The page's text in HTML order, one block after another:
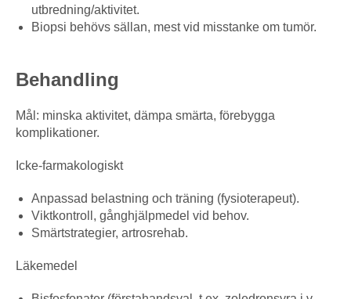
utbredning/aktivitet.
Biopsi behövs sällan, mest vid misstanke om tumör.
Behandling
Mål: minska aktivitet, dämpa smärta, förebygga
komplikationer.
Icke-farmakologiskt
Anpassad belastning och träning (fysioterapeut).
Viktkontroll, gånghjälpmedel vid behov.
Smärtstrategier, artrosrehab.
Läkemedel